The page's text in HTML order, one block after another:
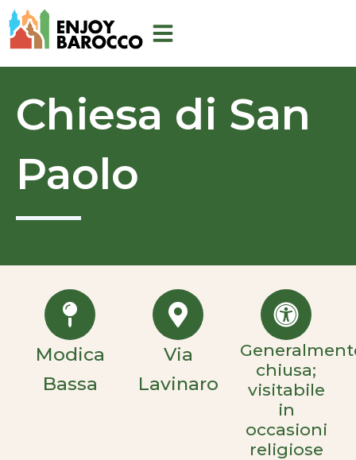
Vai
al
Chiesa di San
Paolo
Modica
Bassa
Via
Lavinaro
chiusa;
visitabile
in
occasioni
religiose